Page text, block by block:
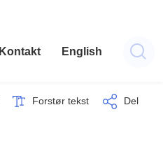
Kontakt English
Forstør tekst Del